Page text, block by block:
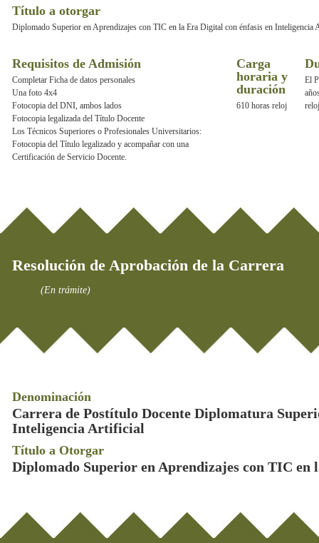
Título a otorgar
Diplomado Superior en Aprendizajes con TIC en la Era Digital con énfasis en Inteligencia
Requisitos de Admisión
Completar Ficha de datos personales
Una foto 4x4
Fotocopia del DNI, ambos lados
Fotocopia legalizada del Título Docente
Los Técnicos Superiores o Profesionales Universitarios:
Fotocopia del Título legalizado y acompañar con una
Certificación de Servicio Docente.
Carga
horaria y
duración
610 horas reloj
El
Resolución de Aprobación de la Carrera
(En trámite)
Denominación
Carrera de Postítulo Docente Diplomatura
Inteligencia Artificial
Título a Otorgar
Diplomado Superior en Aprendizajes con TIC